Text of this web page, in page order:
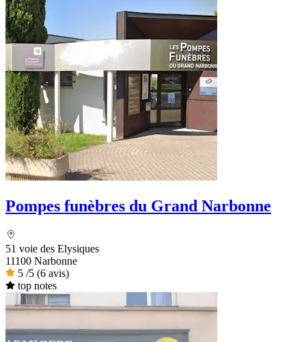
Pompes funèbres du Grand Narbonne
51 voie des Elysiques
11100 Narbonne
5 /5 (6 avis)
top notes